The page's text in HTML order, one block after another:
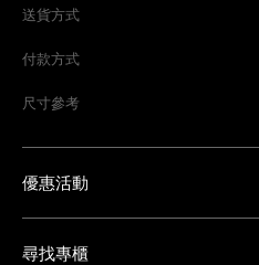
送貨方式
付款方式
尺寸參考
優惠活動
尋找專櫃